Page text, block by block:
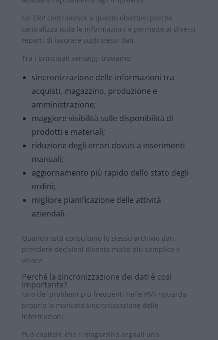
Un ERP contribuisce a questo obiettivo perché
centralizza tutte le informazioni e permette ai diversi
reparti di lavorare sugli stessi dati.
Tra i principali vantaggi troviamo:
sincronizzazione delle informazioni tra
acquisti, magazzino, produzione e
amministrazione;
maggiore visibilità sulle disponibilità di
prodotti e materiali;
riduzione degli errori dovuti a inserimenti
manuali;
aggiornamento più rapido dello stato degli
ordini;
migliore pianificazione delle attività
aziendali.
Quando tutti consultano lo stesso archivio dati,
prendere decisioni diventa molto più semplice e
veloce.
Perché la sincronizzazione dei dati è così
importante?
Uno dei problemi più frequenti nelle PMI riguarda
proprio la mancata sincronizzazione delle
informazioni.
Può capitare che il magazzino segnali una